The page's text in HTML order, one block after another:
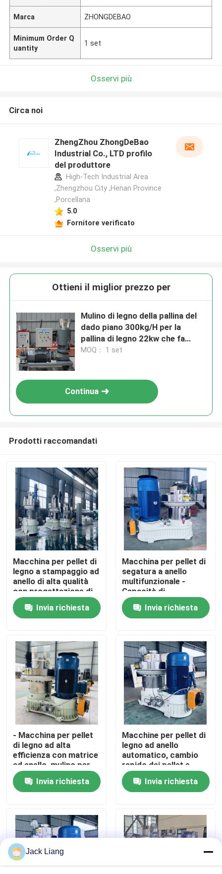
Casa
Prodotti
Mostra VR
Chi siamo
Fatory Tour
Controllo di qualità
Contattaci
Macchina del mulino della pallina
Fabbricazione di pellet di legno
Marca ZHONGDEBAO
Minimum Order Q
uantity
1 set
Osservi più
Circa noi
ZhengZhou ZhongDeBao
Industrial Co., LTD profilo
del produttore
High-Tech Industrial Area
,Zhengzhou City ,Henan Province
,Porcellana
5.0
Fornitore verificato
Osservi più
Ottieni il miglior prezzo per
Mulino di legno della pallina del
dado piano 300kg/H per la
pallina di legno 22kw che fa
macchina
MOQ： 1 set
Continua
Prodotti raccomandati
Macchina per pellet di
legno a stampaggio ad
anello di alta qualità
con progettazione di
alimentazione
verticale e sistema di
lubrificazione
pelletizzazione della
biomassa
Invia richiesta
Macchina per pellet di
segatura a anello
multifunzionale -
Capacità di
produzione 0,8-3 T/H
Invia richiesta
- Macchina per pellet
di legno ad alta
efficienza con matrice
ad anello, mulino per
pellet di biomassa
industriale da 1-5 TPH
per segatura/scarti
Invia richiesta
Macchine per pellet di
legno ad anello
automatico, cambio
rapido dei pellet e
basso consumo
energetico per
impianti di pellet di
Invia richiesta
Jack Liang